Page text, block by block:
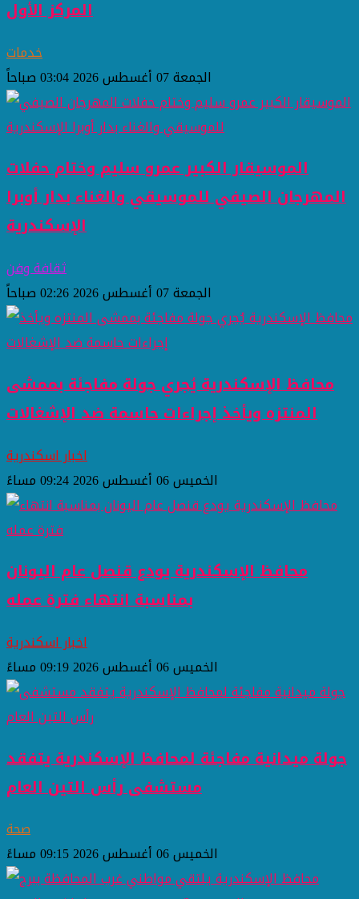
المركز الأول
خدمات
الجمعة 07 أغسطس 2026 03:04 صباحاً
الموسيقار الكبير عمرو سليم وختام حفلات
المهرجان الصيفي للموسيقي والغناء بدار أوبرا
الإسكندرية
ثقافة وفن
الجمعة 07 أغسطس 2026 02:26 صباحاً
محافظ الإسكندرية يُجري جولة مفاجئة بممشى
المنتزه ويأخذ إجراءات حاسمة ضد الإشغالات
اخبار اسكندرية
الخميس 06 أغسطس 2026 09:24 مساءً
محافظ الإسكندرية يودع قنصل عام اليونان
بمناسبة انتهاء فترة عمله
اخبار اسكندرية
الخميس 06 أغسطس 2026 09:19 مساءً
جولة ميدانية مفاجئة لمحافظ الإسكندرية يتفقد
مستشفى رأس التين العام
صحة
الخميس 06 أغسطس 2026 09:15 مساءً